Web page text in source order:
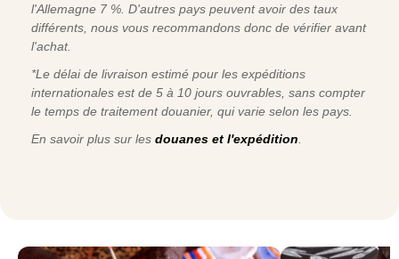
l'Allemagne 7 %. D'autres pays peuvent avoir des taux
différents, nous vous recommandons donc de vérifier avant
l'achat.
*Le délai de livraison estimé pour les expéditions
internationales est de 5 à 10 jours ouvrables, sans compter
le temps de traitement douanier, qui varie selon les pays.
En savoir plus sur les douanes et l'expédition